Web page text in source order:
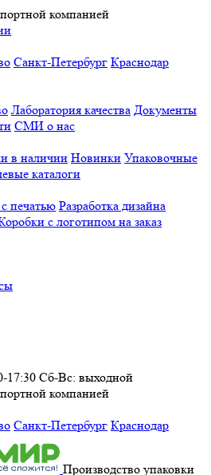
компанией
Санкт-Петербург Краснодар
Лаборатория качества Документы
СМИ о нас
в наличии Новинки Упаковочные
каталоги
печатью Разработка дизайна
с логотипом на заказ
17:30 Сб-Вс: выходной
компанией
Санкт-Петербург Краснодар
Производство упаковки